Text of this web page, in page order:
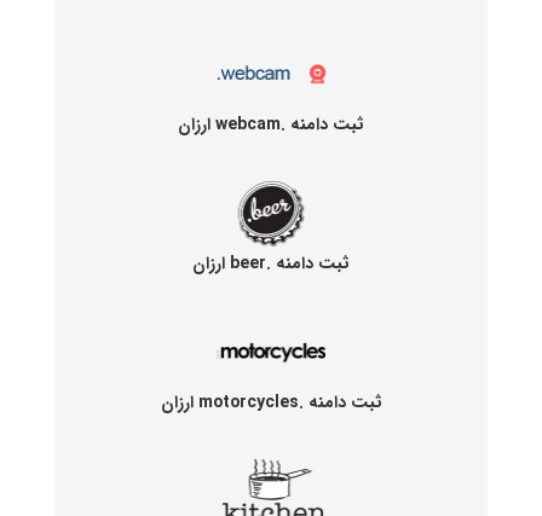
ثبت دامنه .webcam ارزان
ثبت دامنه .beer ارزان
ثبت دامنه .motorcycles ارزان